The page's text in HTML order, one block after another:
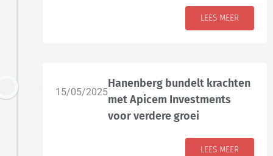
LEES MEER
15/05/2025
Hanenberg bundelt krachten
met Apicem Investments
voor verdere groei
LEES MEER